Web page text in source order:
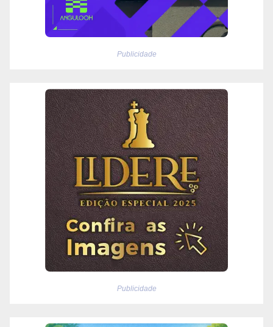
Publicidade
Publicidade